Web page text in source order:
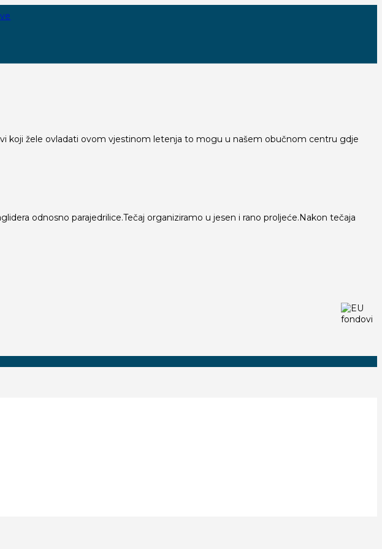
koji žele ovladati ovom vjestinom letenja to mogu u našem obučnom centru gdje
odnosno parajedrilice.Tečaj organiziramo u jesen i rano proljeće.Nakon tečaja